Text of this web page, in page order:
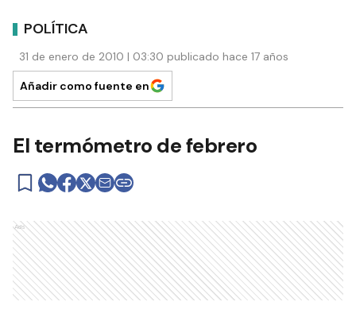
POLÍTICA
31 de enero de 2010 | 03:30 publicado hace 17 años
Añadir como fuente en
El termómetro de febrero
Ads